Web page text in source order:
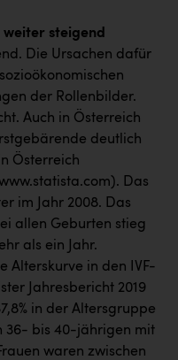
steigend
Die Ursachen dafür
der Rollenbilder.
Auch in Österreich
deutlich
Österreich
Das
im Jahr 2008. Das
allen Geburten stieg
als ein Jahr.
Alterskurve in den IVF-
Jahresbericht 2019
in der Altersgruppe
36- bis 40-jährigen mit
waren zwischen